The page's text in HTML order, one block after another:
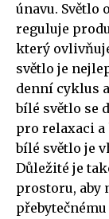
únavu. Světlo
reguluje
který
světlo je
denní cyklus
bílé světlo se
pro relaxaci a
bílé světlo je
Důležité je
prostoru, aby